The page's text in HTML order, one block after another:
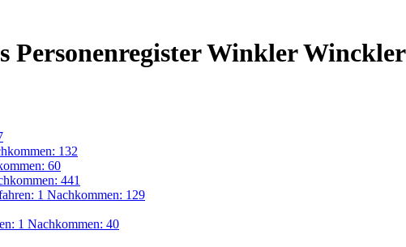
Personenregister Winkler
132
60
441
1 Nachkommen: 129
1 Nachkommen: 40